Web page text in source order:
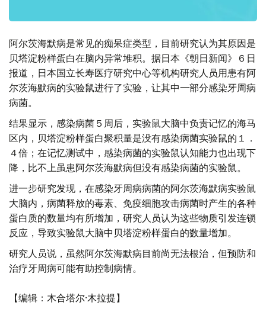
阿尔茨海默病是常见的痴呆症类型，目前研究认为其原因是
贝塔淀粉样蛋白在脑内异常堆积。据日本《朝日新闻》６日
报道，日本国立长寿医疗研究中心等机构研究人员用患有阿
尔茨海默病的实验鼠进行了实验，让其中一部分感染牙周病
病菌。
结果显示，感染病菌５周后，实验鼠大脑中负责记忆的海马
区内，贝塔淀粉样蛋白聚积量是没有感染病菌实验鼠的１．
４倍；在记忆测试中，感染病菌的实验鼠认知能力也出现下
降，比不上虽患阿尔茨海默病但没有感染病菌的实验鼠。
进一步研究发现，在感染牙周病病菌的阿尔茨海默病实验鼠
大脑内，病菌释放的毒素、免疫细胞攻击病菌时产生的各种
蛋白质的数量均有所增加，研究人员认为这些物质引发连锁
反应，导致实验鼠大脑中贝塔淀粉样蛋白的数量增加。
研究人员说，虽然阿尔茨海默病目前尚无法根治，但预防和
治疗牙周病可能有助控制病情。
【编辑：木合塔尔·木拉提】